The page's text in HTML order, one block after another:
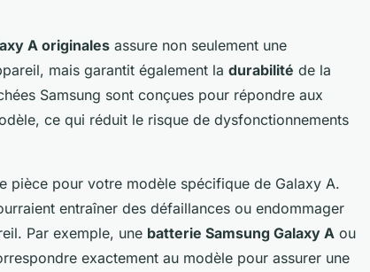
A originales assure non seulement une
mais garantit également la durabilité de la
Samsung sont conçues pour répondre aux
ce qui réduit le risque de dysfonctionnements
pièce pour votre modèle spécifique de Galaxy A.
entraîner des défaillances ou endommager
Par exemple, une batterie Samsung Galaxy A ou
exactement au modèle pour assurer une